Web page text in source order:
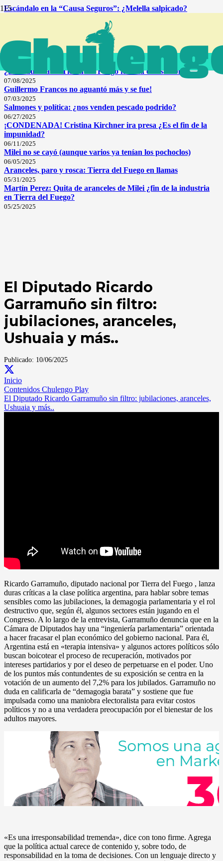
Escándalo en la “Causa Seguros”: ¿Melella salpicado?
Radar INGLES 🇬🇧 (LeoLabs) en Tierra del Fuego: soberanía
07/15/2025
Milei, la 19640, LeoLabs: las bombas del Senador Pablo Blanco
¿La industria de Tierra del Fuego fabrica o ensambla?
07/08/2025
Guillermo Francos no aguantó más y se fue!
07/03/2025
Salmones y política: ¿nos venden pescado podrido?
06/27/2025
¡CONDENADA! Cristina Kirchner ira presa ¿Es el fin de la
impunidad?
06/11/2025
Milei no se cayó (aunque varios ya tenían los pochoclos)
06/05/2025
Aranceles, paro y rosca: Tierra del Fuego en llamas
05/31/2025
Martín Perez: Quita de aranceles de Milei ¿fin de la industria
en Tierra del Fuego?
05/25/2025
El Diputado Ricardo
Garramuño sin filtro:
jubilaciones, aranceles,
Ushuaia y más..
Publicado: 10/06/2025
Inicio
Contenidos Chulengo Play
El Diputado Ricardo Garramuño sin filtro: jubilaciones, aranceles,
Ushuaia y más..
Ricardo Garramuño, diputado nacional por Tierra del Fuego , lanza
duras críticas a la clase política argentina, para hablar sobre temas
sensibles como las jubilaciones, la demagogia parlamentaria y el rol
destructivo que, según él, algunos sectores están jugando en el
Congreso. A lo largo de la entrevista, Garramuño denuncia que en la
Cámara de Diputados hay una “ingeniería parlamentaria” orientada
a hacer fracasar el plan económico del gobierno nacional. Para él,
Argentina está en «terapia intensiva» y algunos actores políticos sólo
buscan boicotear el proceso de recuperación, motivados por
intereses partidarios y por el deseo de perpetuarse en el poder. Uno
de los puntos más contundentes de su exposición se centra en la
votación de un aumento del 7,2% para los jubilados. Garramuño no
duda en calificarla de “demagogia barata” y sostiene que fue
impulsada como una maniobra electoralista para evitar costos
políticos y no a una verdadera preocupación por el bienestar de los
adultos mayores.
«Es una irresponsabilidad tremenda», dice con tono firme. Agrega
que la política actual carece de contenido y, sobre todo, de
responsabilidad en la toma de decisiones. Con un lenguaje directo y